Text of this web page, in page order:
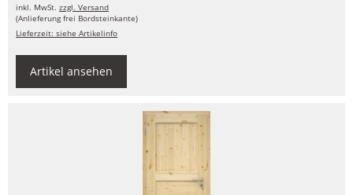
inkl. MwSt.zzgl. Versand
(Anlieferung frei Bordsteinkante)
Lieferzeit: siehe Artikelinfo
Artikel ansehen